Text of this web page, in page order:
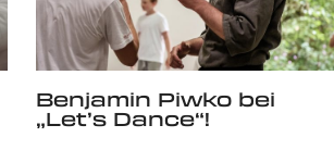
Benjamin Piwko bei
„Let’s Dance“!